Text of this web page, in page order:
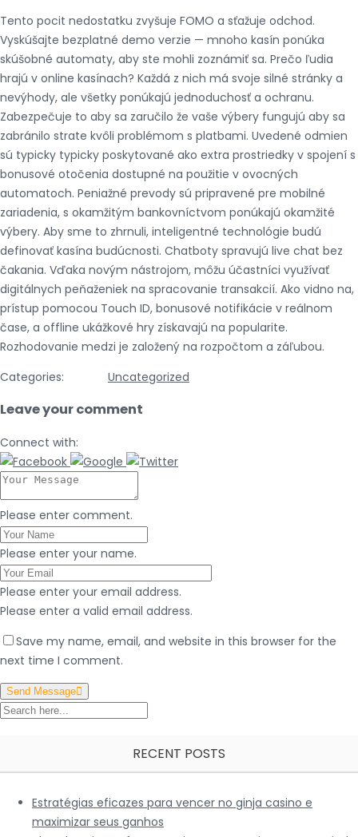
Tento pocit nedostatku zvyšuje FOMO a sťažuje odchod.
Vyskúšajte bezplatné demo verzie — mnoho kasín ponúka
skúšobné automaty, aby ste mohli zoznámiť sa. Prečo ľudia
hrajú v online kasínach? Každá z nich má svoje silné stránky a
nevýhody, ale všetky ponúkajú jednoduchosť a ochranu.
Zabezpečuje to aby sa zaručilo že vaše výbery fungujú aby sa
zabránilo strate kvôli problémom s platbami. Uvedené odmien
sú typicky typicky poskytované ako extra prostriedky v spojení s
bonusové otočenia dostupné na použitie v ovocných
automatoch. Peniažné prevody sú pripravené pre mobilné
zariadenia, s okamžitým bankovníctvom ponúkajú okamžité
výbery. Aby sme to zhrnuli, inteligentné technológie budú
definovať kasína budúcnosti. Chatboty spravujú live chat bez
čakania. Vďaka novým nástrojom, môžu účastníci využívať
digitálnych peňaženiek na spracovanie transakcií. Ako vidno na,
prístup pomocou Touch ID, bonusové notifikácie v reálnom
čase, a offline ukážkové hry získavajú na popularite.
Rozhodovanie medzi je založený na rozpočtom a záľubou.
Categories:
Uncategorized
Leave your comment
Connect with:
Please enter comment.
Please enter your name.
Please enter your email address.
Please enter a valid email address.
Save my name, email, and website in this browser for the
next time I comment.
Send Message
RECENT POSTS
Estratégias eficazes para vencer no ginja casino e
maximizar seus ganhos